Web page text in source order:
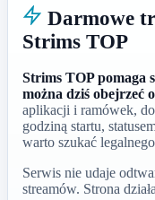
Darmowe
Strims TOP
Strims TOP pomaga
można dziś obejrzeć
aplikacji i ramówek,
godziną startu,
warto szukać
Serwis nie udaje
streamów. Strona